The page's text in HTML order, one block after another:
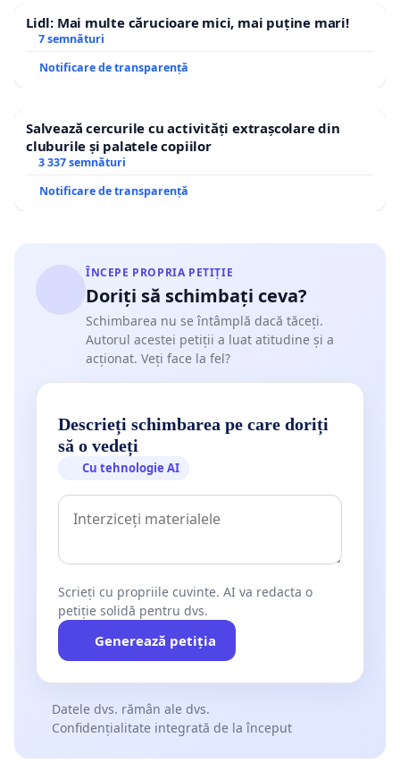
Lidl: Mai multe cărucioare mici, mai puține mari!
7 semnături
Notificare de transparență
Salvează cercurile cu activități extrașcolare din
cluburile și palatele copiilor
3 337 semnături
Notificare de transparență
ÎNCEPE PROPRIA PETIȚIE
Doriți să schimbați ceva?
Schimbarea nu se întâmplă dacă tăceți.
Autorul acestei petiții a luat atitudine și a
acționat. Veți face la fel?
Descrieți schimbarea pe care doriți
să o vedeți
Cu tehnologie AI
Scrieți cu propriile cuvinte. AI va redacta o
petiție solidă pentru dvs.
Generează petiția
Datele dvs. rămân ale dvs.
Confidențialitate integrată de la început